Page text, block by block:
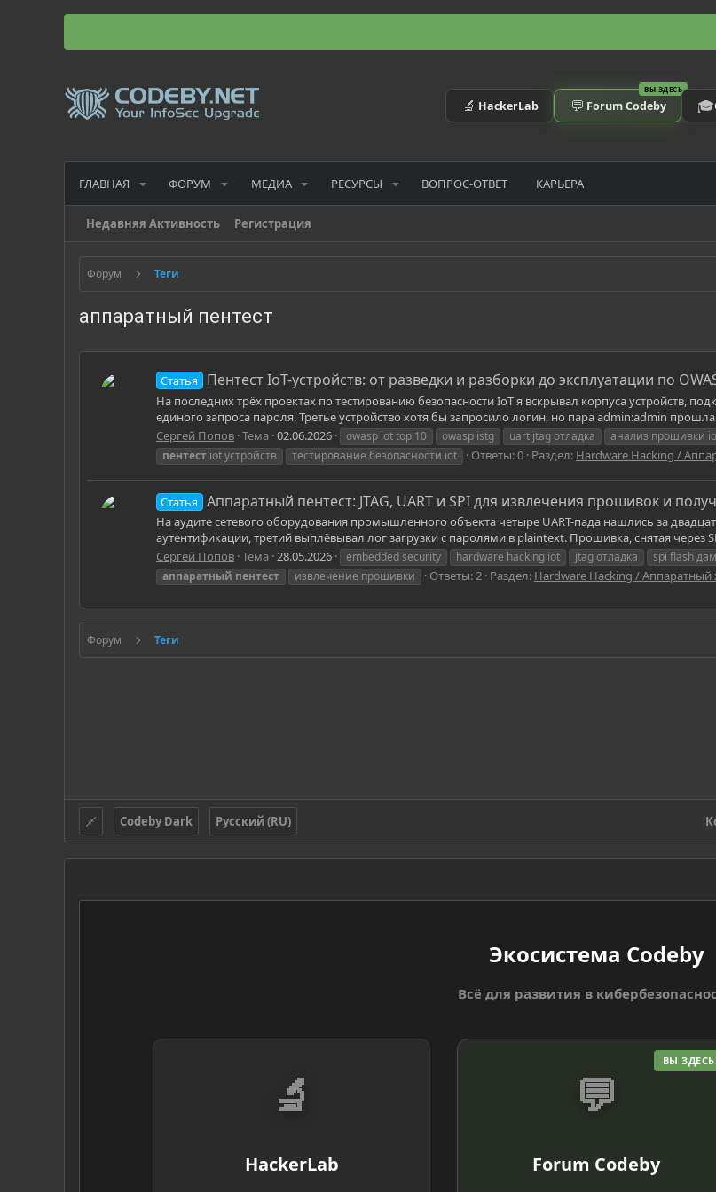
🔬 HackerLab
ВЫ ЗДЕСЬ
💬 Forum Codeby 🎓
ГЛАВНАЯ ФОРУМ МЕДИА РЕСУРСЫ ВОПРОС-ОТВЕТ КАРЬЕРА
Недавняя Активность Регистрация
Форум Теги
аппаратный пентест
Статья Пентест IoT-устройств: от разведки и разборки до эксплуатации по
На последних трёх проектах по тестированию безопасности IoT я вскрывал корпуса устройств,
единого запроса пароля. Третье устройство хотя бы запросило логин, но пара admin:admin
Сергей Попов Тема 02.06.2026 owasp iot top 10 owasp istg uart jtag отладка анализ прошивки
пентест iot устройств тестирование безопасности iot Ответы: 0 Раздел: Hardware Hacking /
Статья Аппаратный пентест: JTAG, UART и SPI для извлечения прошивок и
На аудите сетевого оборудования промышленного объекта четыре UART-пада нашлись за
аутентификации, третий выплёвывал лог загрузки с паролями в plaintext. Прошивка, снятая через
Сергей Попов Тема 28.05.2026 embedded security hardware hacking iot jtag отладка spi flash
аппаратный пентест извлечение прошивки Ответы: 2 Раздел: Hardware Hacking / Аппаратный
Форум Теги
Codeby Dark Русский (RU)
Экосистема Codeby
Всё для развития в
🔬
HackerLab
ВЫ ЗДЕСЬ
💬
Forum Codeby